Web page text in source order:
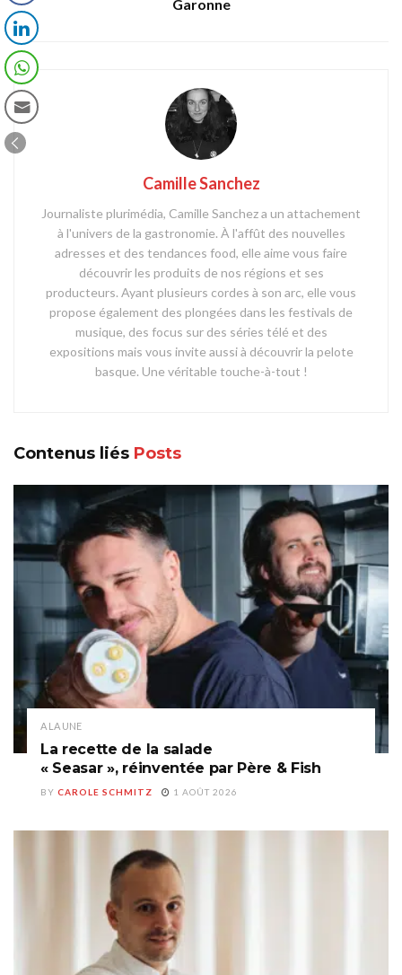
Garonne
Camille Sanchez
Journaliste plurimédia, Camille Sanchez a un attachement
à l'univers de la gastronomie. À l'affût des nouvelles
adresses et des tendances food, elle aime vous faire
découvrir les produits de nos régions et ses
producteurs. Ayant plusieurs cordes à son arc, elle vous
propose également des plongées dans les festivals de
musique, des focus sur des séries télé et des
expositions mais vous invite aussi à découvrir la pelote
basque. Une véritable touche-à-tout !
Contenus liés Posts
A LA UNE
La recette de la salade
« Seasar », réinventée par Père & Fish
BY CAROLE SCHMITZ 1 AOÛT 2026